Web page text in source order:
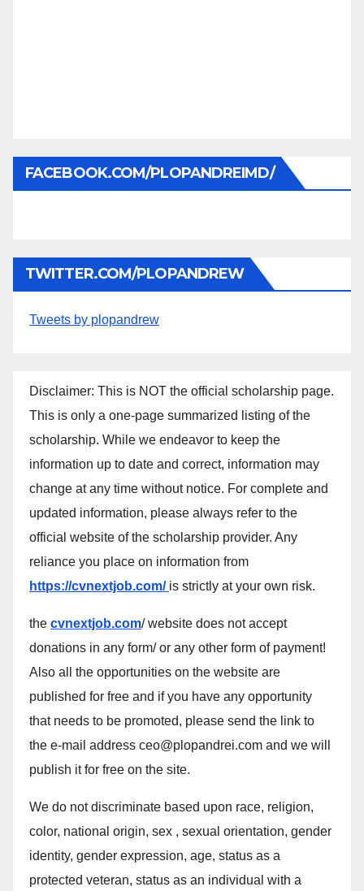
FACEBOOK.COM/PLOPANDREIMD/
TWITTER.COM/PLOPANDREW
Tweets by plopandrew
Disclaimer: This is NOT the official scholarship page.
This is only a one-page summarized listing of the
scholarship. While we endeavor to keep the
information up to date and correct, information may
change at any time without notice. For complete and
updated information, please always refer to the
official website of the scholarship provider. Any
reliance you place on information from
https://cvnextjob.com/ is strictly at your own risk.
the cvnextjob.com/ website does not accept
donations in any form/ or any other form of payment!
Also all the opportunities on the website are
published for free and if you have any opportunity
that needs to be promoted, please send the link to
the e-mail address ceo@plopandrei.com and we will
publish it for free on the site.
We do not discriminate based upon race, religion,
color, national origin, sex , sexual orientation, gender
identity, gender expression, age, status as a
protected veteran, status as an individual with a